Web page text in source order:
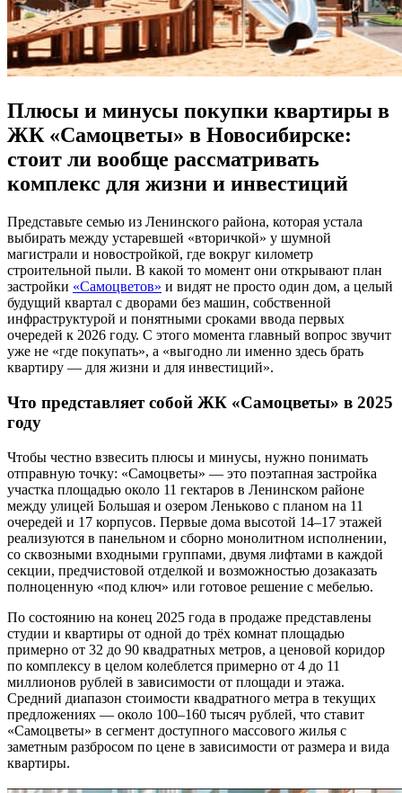
Плюсы и минусы покупки квартиры в
ЖК «Самоцветы» в Новосибирске:
стоит ли вообще рассматривать
комплекс для жизни и инвестиций
Представьте семью из Ленинского района, которая устала
выбирать между устаревшей «вторичкой» у шумной
магистрали и новостройкой, где вокруг километр
строительной пыли. В какой то момент они открывают план
застройки «Самоцветов» и видят не просто один дом, а целый
будущий квартал с дворами без машин, собственной
инфраструктурой и понятными сроками ввода первых
очередей к 2026 году. С этого момента главный вопрос звучит
уже не «где покупать», а «выгодно ли именно здесь брать
квартиру — для жизни и для инвестиций».
Что представляет собой ЖК «Самоцветы» в 2025
году
Чтобы честно взвесить плюсы и минусы, нужно понимать
отправную точку: «Самоцветы» — это поэтапная застройка
участка площадью около 11 гектаров в Ленинском районе
между улицей Большая и озером Леньково с планом на 11
очередей и 17 корпусов. Первые дома высотой 14–17 этажей
реализуются в панельном и сборно монолитном исполнении,
со сквозными входными группами, двумя лифтами в каждой
секции, предчистовой отделкой и возможностью дозаказать
полноценную «под ключ» или готовое решение с мебелью.
По состоянию на конец 2025 года в продаже представлены
студии и квартиры от одной до трёх комнат площадью
примерно от 32 до 90 квадратных метров, а ценовой коридор
по комплексу в целом колеблется примерно от 4 до 11
миллионов рублей в зависимости от площади и этажа.
Средний диапазон стоимости квадратного метра в текущих
предложениях — около 100–160 тысяч рублей, что ставит
«Самоцветы» в сегмент доступного массового жилья с
заметным разбросом по цене в зависимости от размера и вида
квартиры.